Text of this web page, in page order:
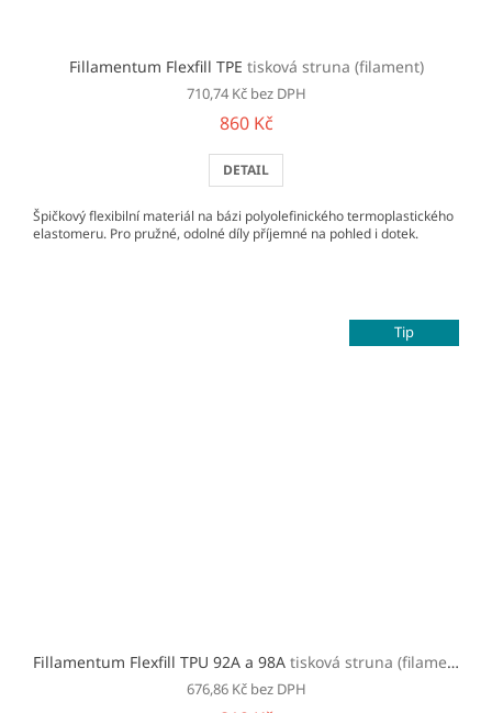
Fillamentum Flexfill TPE tisková struna (filament)
710,74 Kč bez DPH
860 Kč
DETAIL
Špičkový flexibilní materiál na bázi polyolefinického termoplastického
elastomeru. Pro pružné, odolné díly příjemné na pohled i dotek.
Tip
Fillamentum Flexfill TPU 92A a 98A tisková struna (filament)
676,86 Kč bez DPH